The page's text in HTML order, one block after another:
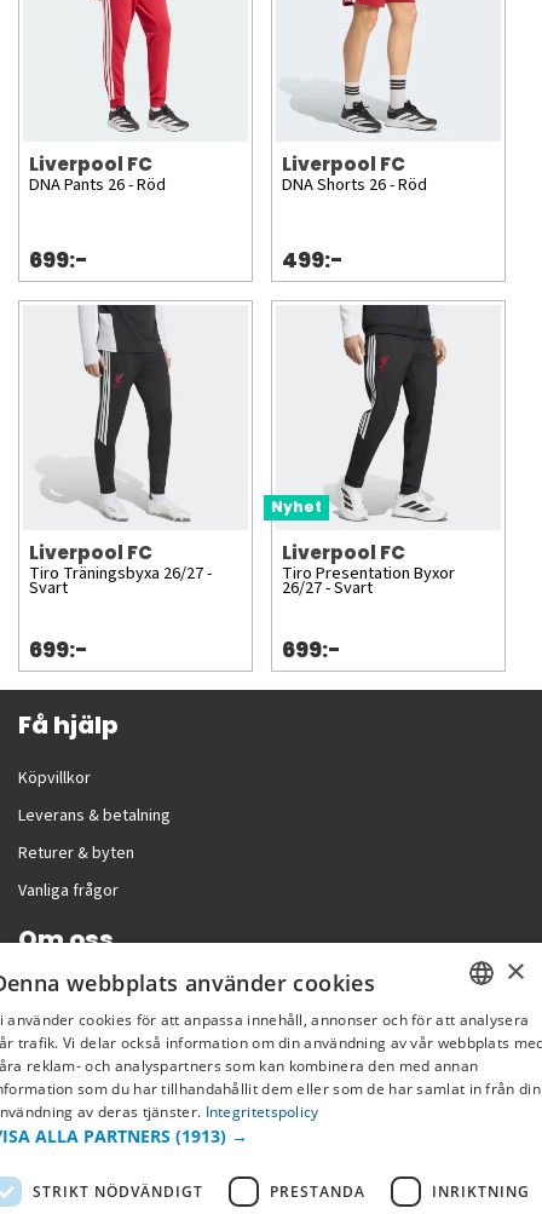
Liverpool FC
DNA Pants 26 - Röd
699:-
Liverpool FC
DNA Shorts 26 - Röd
499:-
Liverpool FC
Tiro Träningsbyxa 26/27 -
Svart
699:-
Nyhet
Liverpool FC
Tiro Presentation Byxor
26/27 - Svart
699:-
Få hjälp
Köpvillkor
Leverans & betalning
Returer & byten
Vanliga frågor
Om oss
Företagsinformation
SWEDISH
FI
×
webbplats använder cookies
använder cookies för att anpassa innehåll, annonser och för att analysera
trafik. Vi delar också information om din användning av vår webbplats
reklam- och analyspartners som kan kombinera den med annan
som du har tillhandahållit dem eller som de har samlat in från din
av deras tjänster. Integritetspolicy
ALLA PARTNERS (1913) →
STRIKT NÖDVÄNDIGT PRESTANDA INRIKTNING